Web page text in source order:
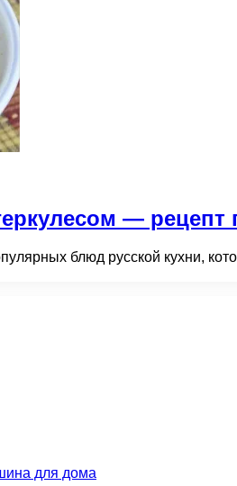
— рецепт
блюд русской кухни,
для дома